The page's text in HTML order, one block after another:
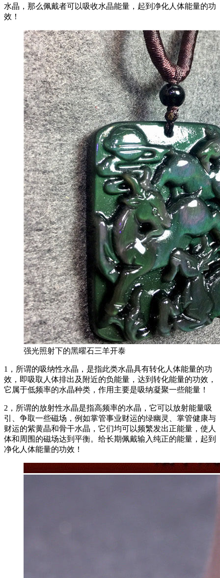
水晶，那么佩戴者可以吸收水晶能量，起到净化人体能量的功
效！
强光照射下的黑曜石三羊开泰
1，所谓的吸纳性水晶，是指此类水晶具有转化人体能量的功
效，即吸取人体排出及附近的负能量，达到转化能量的功效，
它属于低频率的水晶种类，作用主要是吸纳凝聚一些能量！
2，所谓的放射性水晶是指高频率的水晶，它可以放射能量吸
引、争取一些磁场，例如掌管事业财运的绿幽灵、掌管健康与
财运的紫黄晶和骨干水晶，它们均可以频繁发出正能量，使人
体和周围的磁场达到平衡。给长期佩戴输入纯正的能量，起到
净化人体能量的功效！